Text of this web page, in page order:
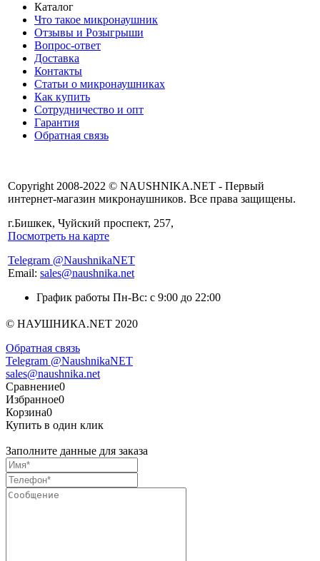
Каталог
Что такое микронаушник
Отзывы и Розыгрыши
Вопрос-ответ
Доставка
Контакты
Статьи о микронаушниках
Как купить
Сотрудничество и опт
Гарантия
Обратная связь
Copyright 2008-2022 © NAUSHNIKA.NET - Первый
интернет-магазин микронаушников. Все права защищены.
г.Бишкек, Чуйский проспект, 257,
Посмотреть на карте
Telegram @NaushnikaNET
Email: sales@naushnika.net
График работы Пн-Вс: с 9:00 до 22:00
© НАУШНИКА.NET 2020
Обратная связь
Telegram @NaushnikaNET
sales@naushnika.net
Сравнение0
Избранное0
Корзина0
Купить в один клик
Заполните данные для заказа